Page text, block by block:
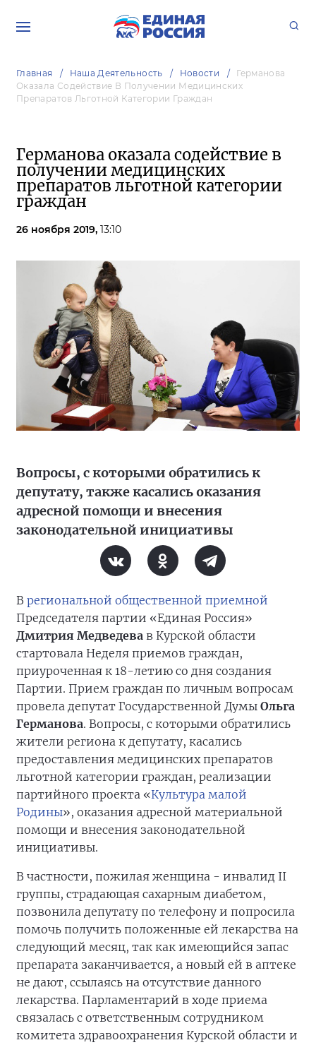
Главная Наша Деятельность Новости
Германова
Оказала Содействие В Получении Медицинских
Препаратов Льготной Категории Граждан
Германова оказала содействие в
получении медицинских
препаратов льготной категории
граждан
26 ноября 2019, 13:10
Вопросы, с которыми обратились к
депутату, также касались оказания
адресной помощи и внесения
законодательной инициативы
В региональной общественной приемной
Председателя партии «Единая Россия»
Дмитрия Медведева в Курской области
стартовала Неделя приемов граждан,
приуроченная к 18-летию со дня создания
Партии. Прием граждан по личным вопросам
провела депутат Государственной Думы Ольга
Германова. Вопросы, с которыми обратились
жители региона к депутату, касались
предоставления медицинских препаратов
льготной категории граждан, реализации
партийного проекта «Культура малой
Родины», оказания адресной материальной
помощи и внесения законодательной
инициативы.
В частности, пожилая женщина - инвалид II
группы, страдающая сахарным диабетом,
позвонила депутату по телефону и попросила
помочь получить положенные ей лекарства на
следующий месяц, так как имеющийся запас
препарата заканчивается, а новый ей в аптеке
не дают, ссылаясь на отсутствие данного
лекарства. Парламентарий в ходе приема
связалась с ответственным сотрудником
комитета здравоохранения Курской области и